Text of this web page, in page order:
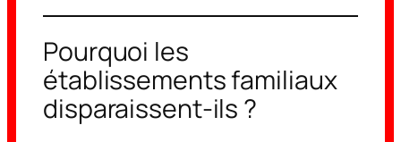
Pourquoi les
établissements familiaux
disparaissent-ils ?